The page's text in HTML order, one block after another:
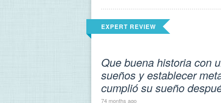
EXPERT REVIEW
Que buena historia con
sueños y establecer
cumplió su sueño
74 months ago